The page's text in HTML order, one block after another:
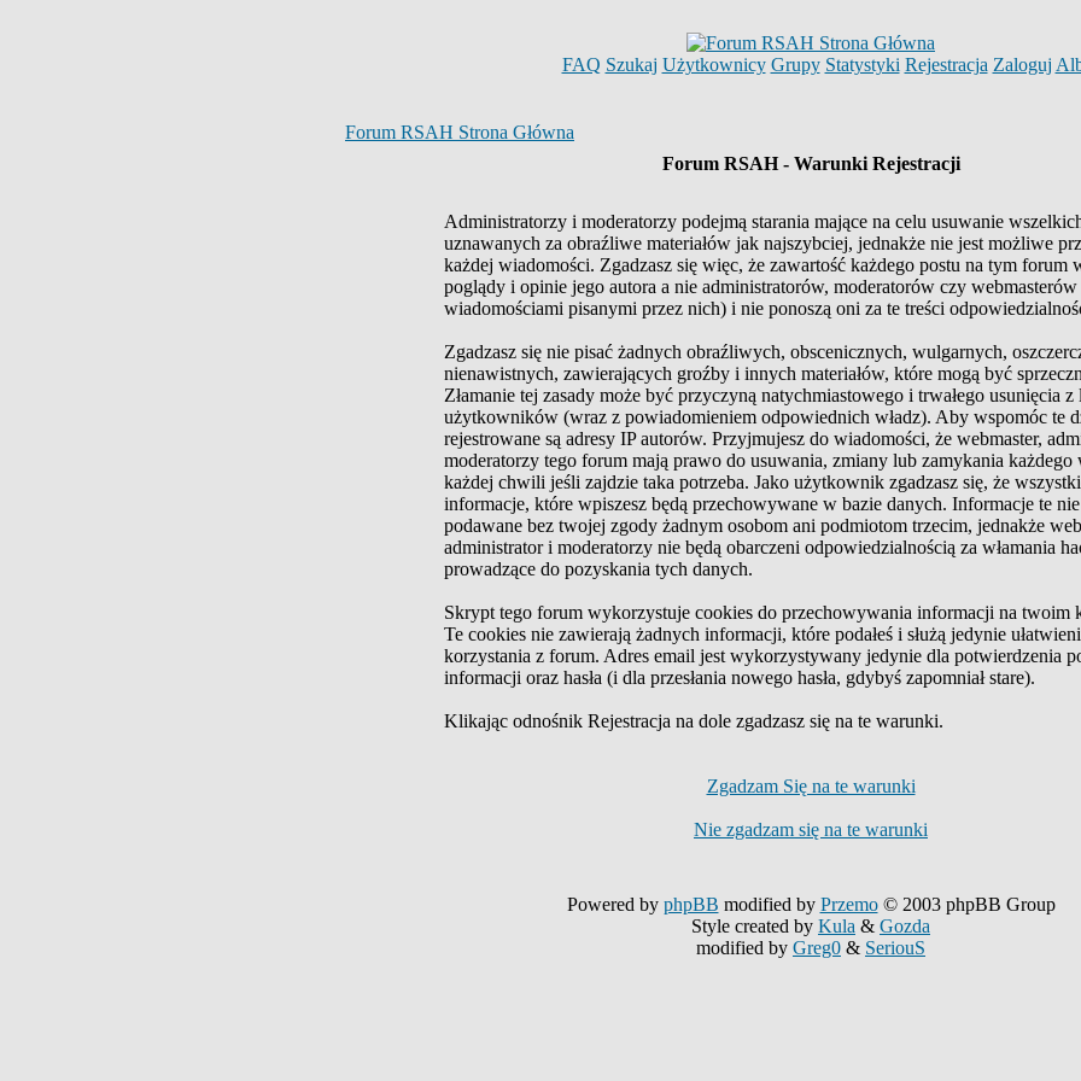
FAQ Szukaj Użytkownicy Grupy Statystyki Rejestracja Zaloguj
Forum RSAH Strona Główna
Forum RSAH - Warunki Rejestracji
Administratorzy i moderatorzy podejmą starania mające na celu usuwanie
uznawanych za obraźliwe materiałów jak najszybciej, jednakże nie jest możliwe
każdej wiadomości. Zgadzasz się więc, że zawartość każdego postu na tym forum
poglądy i opinie jego autora a nie administratorów, moderatorów czy webmasterów
wiadomościami pisanymi przez nich) i nie ponoszą oni za te treści
Zgadzasz się nie pisać żadnych obraźliwych, obscenicznych, wulgarnych,
nienawistnych, zawierających groźby i innych materiałów, które mogą być
Złamanie tej zasady może być przyczyną natychmiastowego i trwałego usunięcia z
użytkowników (wraz z powiadomieniem odpowiednich władz). Aby wspomóc te
rejestrowane są adresy IP autorów. Przyjmujesz do wiadomości, że webmaster,
moderatorzy tego forum mają prawo do usuwania, zmiany lub zamykania każdego
każdej chwili jeśli zajdzie taka potrzeba. Jako użytkownik zgadzasz się, że
informacje, które wpiszesz będą przechowywane w bazie danych. Informacje te nie
podawane bez twojej zgody żadnym osobom ani podmiotom trzecim, jednakże
administrator i moderatorzy nie będą obarczeni odpowiedzialnością za włamania
prowadzące do pozyskania tych danych.
Skrypt tego forum wykorzystuje cookies do przechowywania informacji na twoim
Te cookies nie zawierają żadnych informacji, które podałeś i służą jedynie
korzystania z forum. Adres email jest wykorzystywany jedynie dla potwierdzenia
informacji oraz hasła (i dla przesłania nowego hasła, gdybyś zapomniał stare).
Klikając odnośnik Rejestracja na dole zgadzasz się na te warunki.
Zgadzam Się na te warunki
Nie zgadzam się na te warunki
Powered by phpBB modified by Przemo© 2003 phpBB Group
Style created by Kula & Gozda
modified by Greg0 & SeriouS